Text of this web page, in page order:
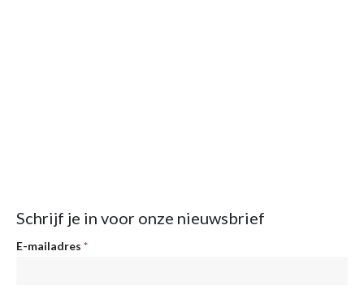
Schrijf je in voor onze nieuwsbrief
Nieuwsbrief
E-mailadres *